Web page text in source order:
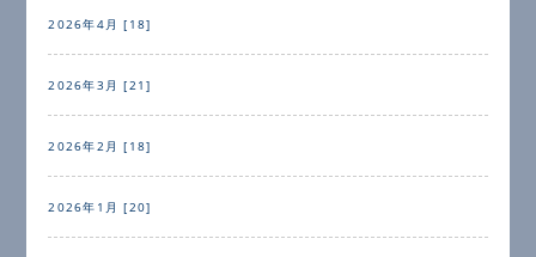
2026年4月 [18]
2026年3月 [21]
2026年2月 [18]
2026年1月 [20]